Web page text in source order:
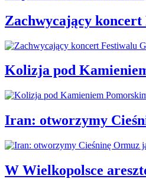
Zachwycający
Kolizja pod
Iran: otworzymy
W Wielkopolsce